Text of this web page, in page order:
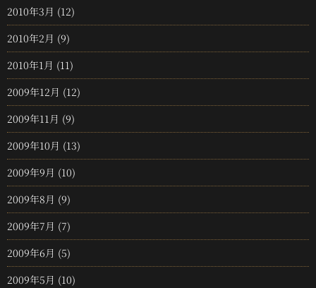
2010年3月 (12)
2010年2月 (9)
2010年1月 (11)
2009年12月 (12)
2009年11月 (9)
2009年10月 (13)
2009年9月 (10)
2009年8月 (9)
2009年7月 (7)
2009年6月 (5)
2009年5月 (10)